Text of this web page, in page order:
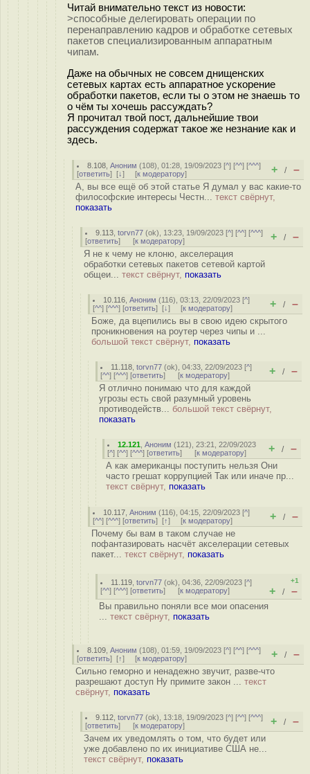
Читай внимательно текст из новости:
>способные делегировать операции по
перенаправлению кадров и обработке сетевых
пакетов специализированным аппаратным
чипам.
Даже на обычных не совсем днищенских
сетевых картах есть аппаратное ускорение
обработки пакетов, если ты о этом не знаешь то
о чём ты хочешь рассуждать?
Я прочитал твой пост, дальнейшие твои
рассуждения содержат такое же незнание как и
здесь.
8.108 ,Аноним (108), 01:28, 19/09/2023 [^] [^^] [^^^]
[ответить] [↓] [к модератору] + / –
А, вы все ещё об этой статье Я думал у вас какие-то
философские интересы Честн... текст свёрнут,
показать
9.113 ,torvn77 (ok), 13:23, 19/09/2023 [^] [^^] [^^^]
[ответить] [к модератору] + / –
Я не к чему не клоню, акселерация
обработки сетевых пакетов сетевой картой
общеи... текст свёрнут, показать
10.116 ,Аноним (116), 03:13, 22/09/2023 [^]
[^^] [^^^] [ответить] [↓] [к модератору] + / –
Боже, да вцепились вы в свою идею скрытого
проникновения на роутер через чипы и ...
большой текст свёрнут, показать
11.118 ,torvn77 (ok), 04:33, 22/09/2023 [^]
[^^] [^^^] [ответить] [к модератору] + / –
Я отлично понимаю что для каждой
угрозы есть свой разумный уровень
противодейств... большой текст свёрнут,
показать
12.121 ,Аноним (121), 23:21, 22/09/2023
[^] [^^] [^^^] [ответить] [к модератору] + / –
А как американцы поступить нельзя Они
часто грешат коррупцией Так или иначе пр...
текст свёрнут, показать
10.117 ,Аноним (116), 04:15, 22/09/2023 [^]
[^^] [^^^] [ответить] [↑] [к модератору] + / –
Почему бы вам в таком случае не
пофантазировать насчёт акселерации сетевых
пакет... текст свёрнут, показать
11.119 ,torvn77 (ok), 04:36, 22/09/2023 [^]
[^^] [^^^] [ответить] [к модератору]
+1
+ / –
Вы правильно поняли все мои опасения
... текст свёрнут, показать
8.109 ,Аноним (108), 01:59, 19/09/2023 [^] [^^] [^^^]
[ответить] [↑] [к модератору] + / –
Сильно геморно и ненадежно звучит, разве-что
разрешают доступ Ну примите закон ... текст
свёрнут, показать
9.112 ,torvn77 (ok), 13:18, 19/09/2023 [^] [^^] [^^^]
[ответить] [к модератору] + / –
Зачем их уведомлять о том, что будет или
уже добавлено по их инициативе США не...
текст свёрнут, показать